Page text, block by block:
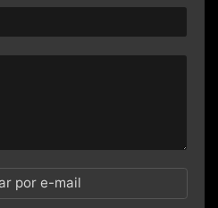
por e-mail